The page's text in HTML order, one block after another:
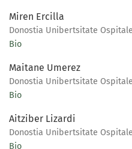
Miren Ercilla
Donostia Unibertsitate
Bio
Maitane Umerez
Donostia Unibertsitate
Bio
Aitziber Lizardi
Donostia Unibertsitate
Bio